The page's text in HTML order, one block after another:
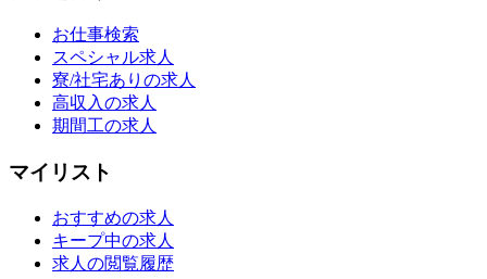
お仕事検索
スペシャル求人
寮/社宅ありの求人
高収入の求人
期間工の求人
マイリスト
おすすめの求人
キープ中の求人
求人の閲覧履歴